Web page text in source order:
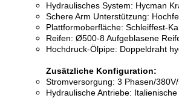
Hydraulisches System: Hycman
Schere Arm Unterstützung:
Plattformoberfläche: Schleiffest-
Reifen: Ø500-8 Aufgeblasene
Hochdruck-Ölpipe: Doppeldraht
Zusätzliche Konfiguration:
Stromversorgung: 3 Phasen/
Hydraulische Antriebe: